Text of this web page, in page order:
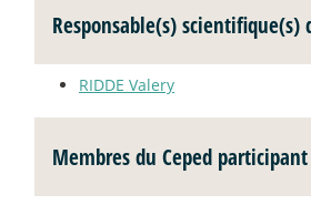
Responsable(s)
RIDDE Valery
Membres du Ceped